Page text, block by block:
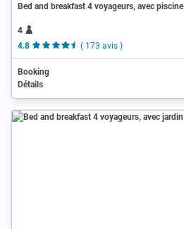
Bed and breakfast 4 voyageurs, avec piscine
4
4.8
( 173 avis )
Booking
Détails